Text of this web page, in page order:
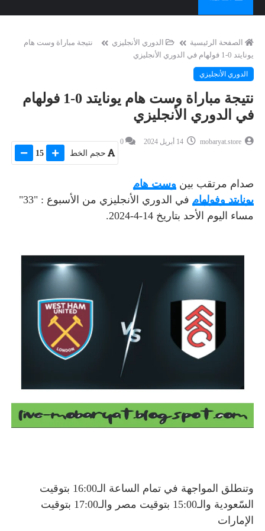
الصفحة الرئيسية الدوري الأنجليزي
نتيجة مباراة وست هام
يونايتد 0-1 فولهام في الدوري الأنجليزي
الدوري الأنجليزي
نتيجة مباراة وست هام يونايتد 0-1 فولهام
في الدوري الأنجليزي
mobaryat.store
0
حجم الخط 15
صدام مرتقب بين وست هام
يونايتد وفولهام
في الدوري الأنجليزي من الأسبوع : "33"
مساء اليوم الأحد بتاريخ 14-4-2024.
وتنطلق المواجهة في تمام الساعة الـ16:00 بتوقيت
السّعودية والـ15:00 بتوقيت مصر والـ17:00 بتوقيت
الإمارات